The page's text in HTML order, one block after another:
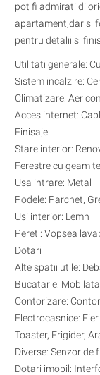
pot fi admirati di
apartament,dar si
pentru detalii si
Utilitati generale:
Sistem incalzire:
Climatizare: Aer
Acces internet:
Finisaje
Stare interior:
Ferestre cu geam
Usa intrare: Metal
Podele: Parchet,
Usi interior: Lemn
Pereti: Vopsea
Dotari
Alte spatii utile:
Bucatarie:
Contorizare:
Electrocasnice:
Toaster, Frigider,
Diverse: Senzor de
Dotari imobil: